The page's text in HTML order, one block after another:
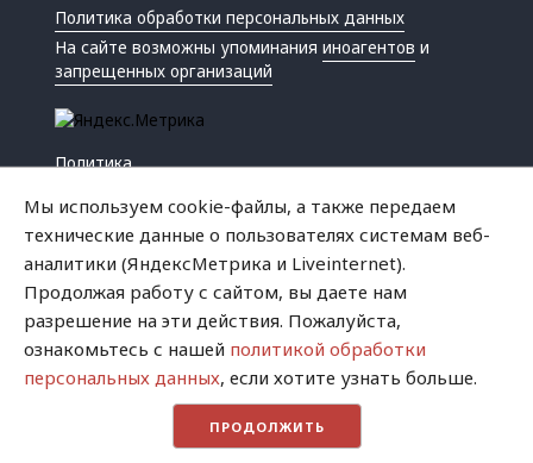
Политика обработки персональных данных
На сайте возможны упоминанияиноагентов и
запрещенных организаций
Политика
Криминал
Успех
Хватит это терпеть
Мы используем cookie-файлы, а также передаем
технические данные о пользователях системам веб-
аналитики (ЯндексМетрика и Liveinternet).
Продолжая работу с сайтом, вы даете нам
разрешение на эти действия. Пожалуйста,
ознакомьтесь с нашей политикой обработки
персональных данных, если хотите узнать больше.
ПРОДОЛЖИТЬ